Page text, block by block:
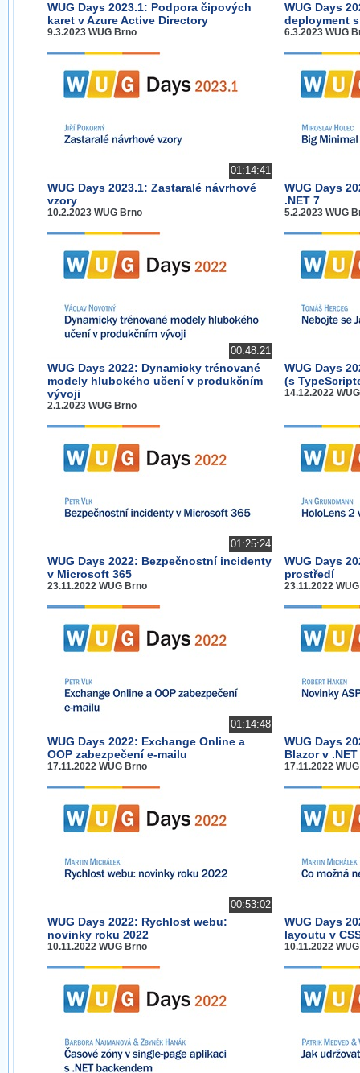
WUG Days 2023.1: Podpora čipových
karet v Azure Active Directory
9.3.2023 WUG Brno
WUG Days
deployment
6.3.2023 WUG
01:14:41
WUG Days 2023.1: Zastaralé návrhové
vzory
10.2.2023 WUG Brno
WUG Days
.NET 7
5.2.2023 WUG
00:48:21
WUG Days 2022: Dynamicky trénované
modely hlubokého učení v produkčním
vývoji
2.1.2023 WUG Brno
WUG Days
(s
14.12.2022
01:25:24
WUG Days 2022: Bezpečnostní incidenty
v Microsoft 365
23.11.2022 WUG Brno
WUG Days
prostředí
23.11.2022
01:14:48
WUG Days 2022: Exchange Online a
OOP zabezpečení e-mailu
17.11.2022 WUG Brno
WUG Days
Blazor v .NET
17.11.2022
00:53:02
WUG Days 2022: Rychlost webu:
novinky roku 2022
10.11.2022 WUG Brno
WUG Days
layoutu v
10.11.2022